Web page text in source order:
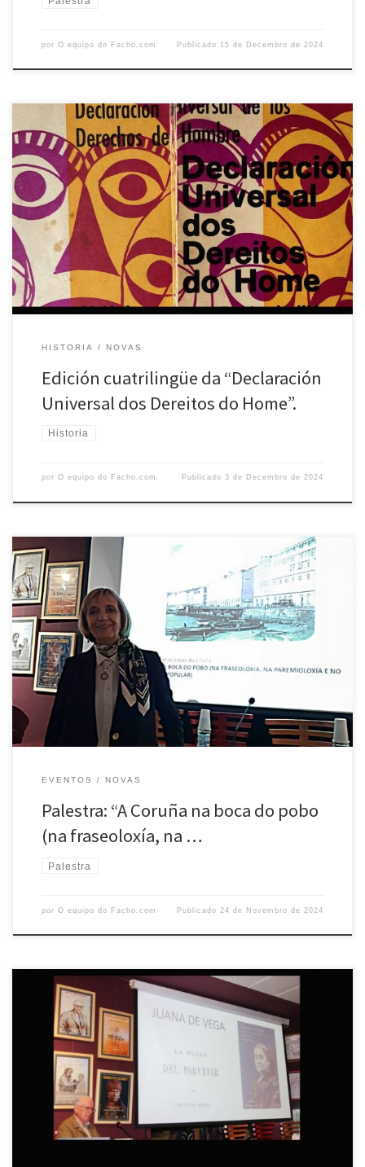
por O equipo do Facho.com Publicado 15 de Decembro de 2024
O ano 1968 foi un punto de inflexión na historia mundial, marcado
por un anhelo de cambio e xustiza social. En Galicia, este espírito de
renovación atopou eco nas actividades de O Facho, unha
organización comprometida coa lingua e a cultura galega. A pesar
do férreo control das autoridades sobre […]
HISTORIA NOVAS
Edición cuatrilingüe da “Declaración
Universal dos Dereitos do Home”.
Historia
por O equipo do Facho.com Publicado3 de Decembro de 2024
O pasado 19 de novembro, O Facho organizou en Portas Ártabras a
palestra “A Coruña na boca do pobo (na fraseoloxía, na paremioloxía
e non cantigueiro popular)” impartida por Rosario Soto Arias O acto
resultou especialmente interesante polo seu contido e porque trataba
un tema próximo e querido para os […]
EVENTOS NOVAS
Palestra: “A Coruña na boca do pobo
(na fraseoloxía, na …
Palestra
por O equipo do Facho.com Publicado 24 de Novembro de 2024
O pasado día 12 celebrouse en Portas Ártabras unha palestra
organizada por O Facho, na que interveu Enrique Sáez Ponte co tema
“Juana de Vega: á procura dunha sociedade mellor”. Enrique Sáez,
licenciado en Dereito e Economía pola Universidade de Santiago de
Compostela e MBA polo IESE de Barcelona, ten […]